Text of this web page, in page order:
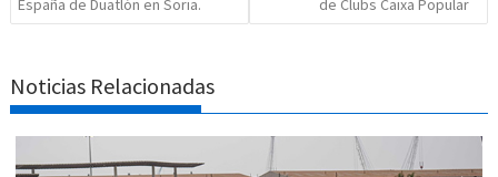
Noticias Relacionadas